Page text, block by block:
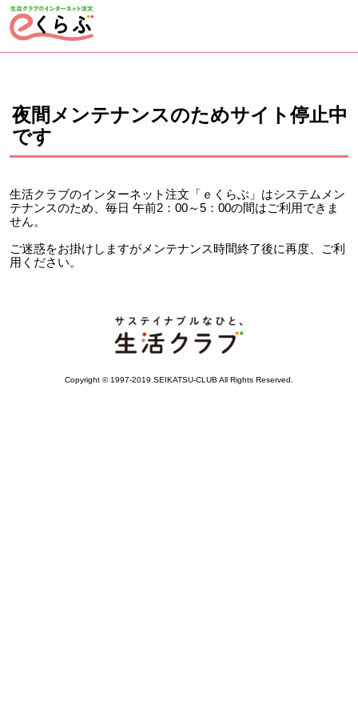
ページの先頭です。
夜間メンテナンスのためサイト停止中
です
生活クラブのインターネット注文「ｅくらぶ」はシステムメン
テナンスのため、毎日 午前2：00～5：00の間はご利用できま
せん。
ご迷惑をお掛けしますがメンテナンス時間終了後に再度、ご利
用ください。
Copyright © 1997-2019 SEIKATSU-CLUB All Rights Reserved.